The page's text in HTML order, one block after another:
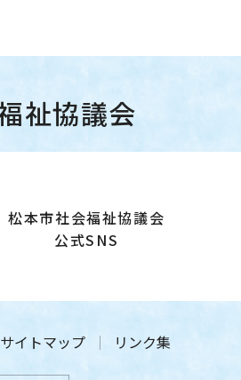
祉協議会
松本市社会福祉協議会
公式SNS
サイトマップ リンク集